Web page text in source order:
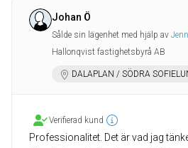
Johan Ö
Sålde sin lägenhet med hjälp av
Hallonqvist fastighetsbyrå AB
DALAPLAN / SÖDRA
Verifierad kund
Professionalitet. Det är vad jag